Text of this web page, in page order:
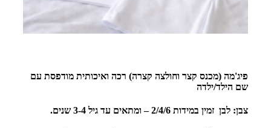
פיג'מה (מכנס קצר וחולצה קצרה) רכה ואיכותית מודפסת עם
שם הילד/ילדה
צבן: לבן זמין במידות 2/4/6 – ומתאים עד גיל 3-4 שנים.